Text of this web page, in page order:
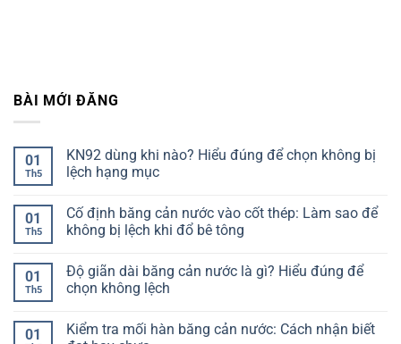
BÀI MỚI ĐĂNG
01
Th5
KN92 dùng khi nào? Hiểu đúng để chọn không bị
lệch hạng mục
bình
luận
ở
khi
nào?
Hiểu
chọn
không
01
Th5
Cố định băng cản nước vào cốt thép: Làm sao để
không bị lệch khi đổ bê tông
bình
luận
ở
băng
cản
01
Th5
Độ giãn dài băng cản nước là gì? Hiểu đúng để
chọn không lệch
bình
01
Kiểm tra mối hàn băng cản nước: Cách nhận biết